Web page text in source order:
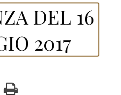
DEL 16
2017